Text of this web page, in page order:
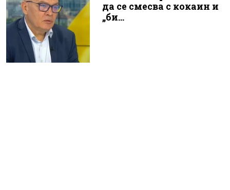
да се смесва с кокаин и
„би...